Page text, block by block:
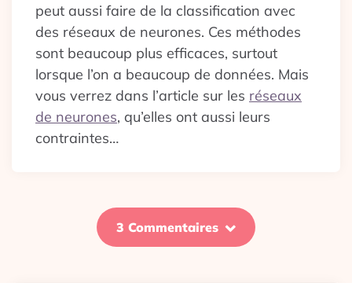
peut aussi faire de la classification avec
des réseaux de neurones. Ces méthodes
sont beaucoup plus efficaces, surtout
lorsque l’on a beaucoup de données. Mais
vous verrez dans l’article sur les réseaux
de neurones, qu’elles ont aussi leurs
contraintes…
3 Commentaires